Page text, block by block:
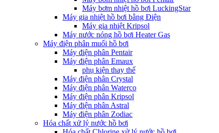
Máy bơm nhiệt hồ bơi LuckingStar
Máy gia nhiệt hồ bơi bằng Điện
Máy gia nhiệt Kripsol
Máy nước nóng hồ bơi Heater Gas
Máy điện phân muối hồ bơi
Máy điện phân Pentair
Máy điện phân Emaux
phụ kiện thay thế
Máy điện phân Crystal
Máy điện phân Waterco
Máy điện phân Kripsol
Máy điện phân Astral
Máy điện phân Zodiac
Hóa chất xử lý nước hồ bơi